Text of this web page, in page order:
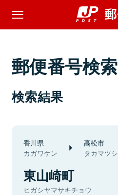
郵便番号検索
検索結果
香川県
カガワケン
高松市
タカマツシ
東山崎町
ヒガシヤマサキチョウ